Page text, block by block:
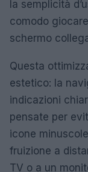
la semplicità
comodo
schermo
Questa
estetico: la
indicazioni
pensate per
icone
fruizione a
TV o a un